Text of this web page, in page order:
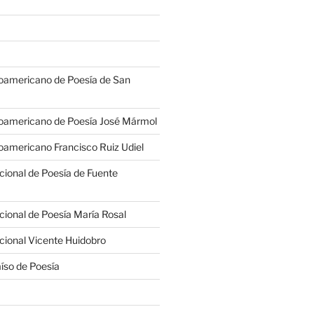
de Poesía de San
de Poesía José Mármol
Francisco Ruiz Udiel
de Poesía de Fuente
de Poesía María Rosal
Vicente Huidobro
de Poesía